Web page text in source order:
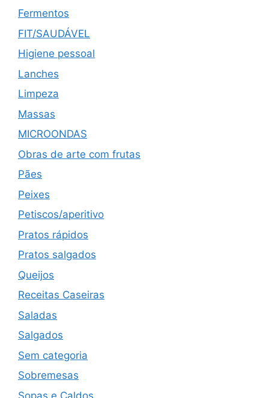
Fermentos
FIT/SAUDÁVEL
Higiene pessoal
Lanches
Limpeza
Massas
MICROONDAS
Obras de arte com frutas
Pães
Peixes
Petiscos/aperitivo
Pratos rápidos
Pratos salgados
Queijos
Receitas Caseiras
Saladas
Salgados
Sem categoria
Sobremesas
Sopas e Caldos